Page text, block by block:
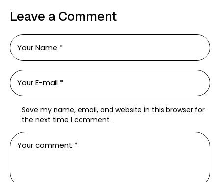
Leave a Comment
Save my name, email, and website in this browser for
the next time I comment.